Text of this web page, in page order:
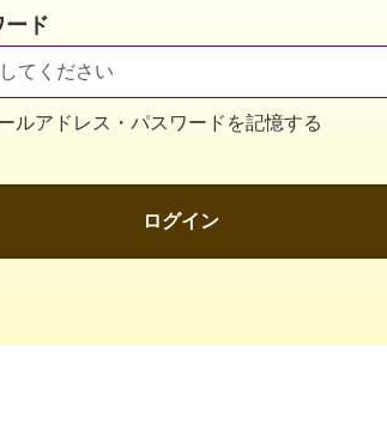
ード
ルアドレス・パスワードを記憶する
ログイン